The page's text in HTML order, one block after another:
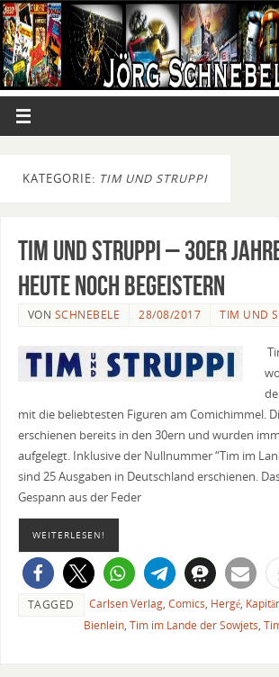
KATEGORIE: TIM UND STRUPPI
Tim und Struppi – 30er
heute noch begeistern
VON SCHNEBELE 28/08/2017 TIM UND
mit die beliebtesten Figuren am Comichimmel.
erschienen bereits in den 30ern und wurden
aufgelegt. Inklusive der Nullnummer “Tim im
sind 25 Ausgaben in Deutschland erschienen.
Gespann aus der Feder
WEITERLESEN!
TAGGED Carlsen Verlag, Comics, Hergé,
Bienlein, Tim im Lande der Sowjets,